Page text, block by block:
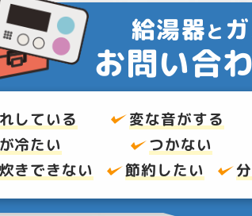
給湯器と
お問い合
している 変な音がする
冷たい
つかない
きできない
節約したい